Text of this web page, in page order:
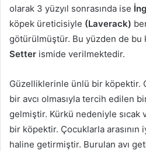
olarak 3 yüzyıl sonrasında ise
köpek üreticisiyle (Laverack)
götürülmüştür. Bu yüzden de bu
Setter ismide verilmektedir.
Güzelliklerinle ünlü bir köpektir.
bir avcı olmasıyla tercih edilen
gelmiştir. Kürkü nedeniyle sıcak
bir köpektir. Çocuklarla arasının
haline getirmiştir. Burulan avı